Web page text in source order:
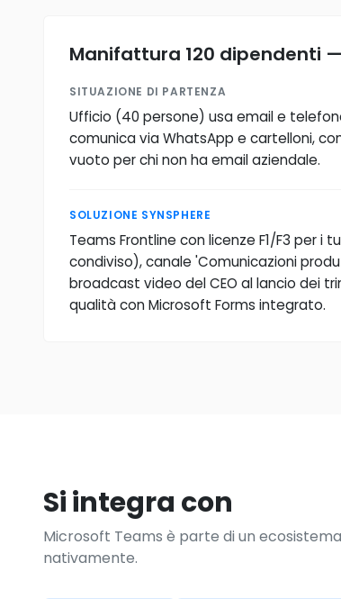
Manifattura 120 dipendenti
SITUAZIONE DI PARTENZA
Ufficio (40 persone) usa email e
comunica via WhatsApp e cartelloni,
vuoto per chi non ha email aziendale.
SOLUZIONE SYNSPHERE
Teams Frontline con licenze F1/F3 per i
condiviso), canale 'Comunicazioni
broadcast video del CEO al lancio dei
qualità con Microsoft Forms integrato.
Si integra con
Microsoft Teams è parte di un
nativamente.